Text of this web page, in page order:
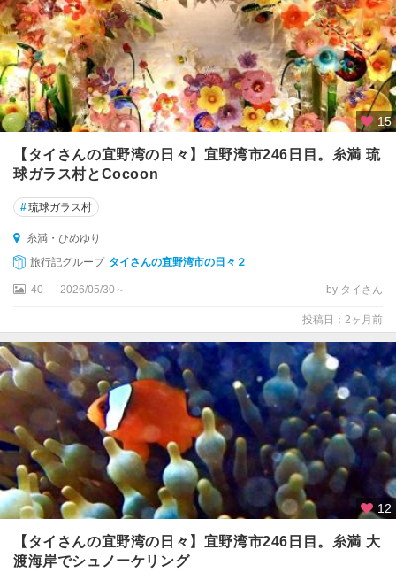
15
【タイさんの宜野湾の日々】宜野湾市246日目。糸満 琉
球ガラス村とCocoon
#琉球ガラス村
糸満・ひめゆり
旅行記グループ タイさんの宜野湾市の日々２
40 2026/05/30～ by タイさん
投稿日：2ヶ月前
12
【タイさんの宜野湾の日々】宜野湾市246日目。糸満 大
渡海岸でシュノーケリング